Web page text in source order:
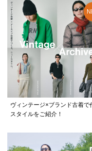
ヴィンテージ×ブランド古着で
スタイルをご紹介！